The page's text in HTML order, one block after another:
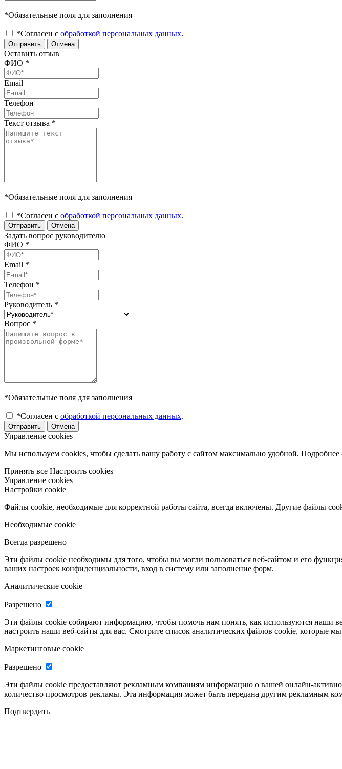
*Обязательные поля для заполнения
*Согласен с обработкой персональных данных.
Отправить Отмена
Оставить отзыв
ФИО *
Email
Телефон
Текст отзыва *
*Обязательные поля для заполнения
*Согласен с обработкой персональных данных.
Отправить Отмена
Задать вопрос руководителю
ФИО *
Email *
Телефон *
Руководитель *
Вопрос *
*Обязательные поля для заполнения
*Согласен с обработкой персональных данных.
Отправить Отмена
Управление cookies
Мы используем cookies, чтобы сделать вашу работу с сайтом максимально удобной. Подробнее
Принять все Настроить cookies
Управление cookies
Настройки cookie
Файлы cookie, необходимые для корректной работы сайта, всегда включены. Другие файлы
Необходимые cookie
Всегда разрешено
Эти файлы cookie необходимы для того, чтобы вы могли пользоваться веб-сайтом и его
ваших настроек конфиденциальности, вход в систему или заполнение форм.
Аналитические cookie
Разрешено
Эти файлы cookie собирают информацию, чтобы помочь нам понять, как используются наши
настроить наши веб-сайты для вас. Смотрите список аналитических файлов cookie, которые
Маркетинговые cookie
Разрешено
Эти файлы cookie предоставляют рекламным компаниям информацию о вашей онлайн-
количество просмотров рекламы. Эта информация может быть передана другим рекламным
Подтвердить